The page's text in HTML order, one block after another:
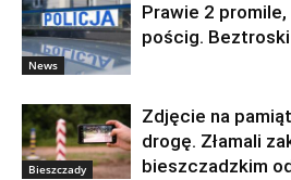
News
Prawie 2
pościg.
Bieszczady
Zdjęcie na
drogę. Złamali
bieszczadzkim